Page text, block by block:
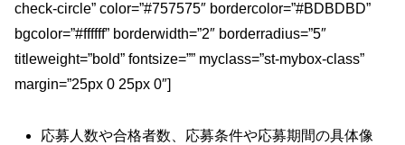
check-circle” color=”#757575″ bordercolor=”#BDBDBD”
bgcolor=”#ffffff” borderwidth=”2″ borderradius=”5″
titleweight=”bold” fontsize=”” myclass=”st-mybox-class”
margin=”25px 0 25px 0″]
応募人数や合格者数、応募条件や応募期間の具体像